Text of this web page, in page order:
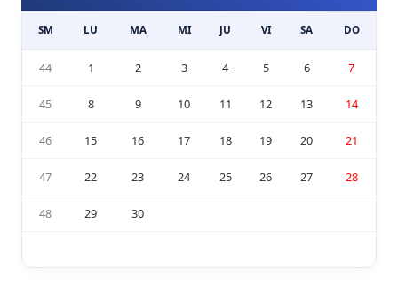
SM LU MA MI JU VI SA DO
44 1 2 3 4 5 6 7
45 8 9 10 11 12 13 14
46 15 16 17 18 19 20 21
47 22 23 24 25 26 27 28
48 29 30